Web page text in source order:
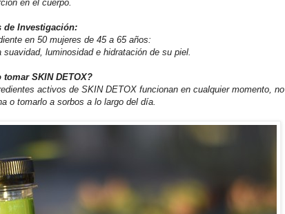
en el cuerpo.
de Investigación:
en 50 mujeres de 45 a 65 años:
luminosidad e hidratación de su piel.
tomar SKIN DETOX?
activos de SKIN DETOX funcionan en cualquier momento, no
o tomarlo a sorbos a lo largo del día.